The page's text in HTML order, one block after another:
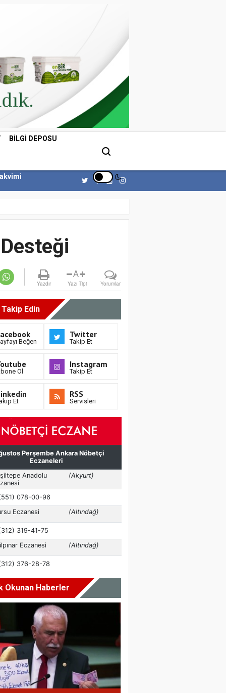
BILGI DEPOSU
Yazdır
A
Yazı Tipi Yorumlar
Edin
Beğen
Twitter
Takip Et
Ol
Instagram
Takip Et
Et
RSS
Servisleri
Okunan Haberler